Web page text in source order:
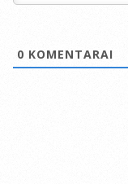
0 KOMENTARAI